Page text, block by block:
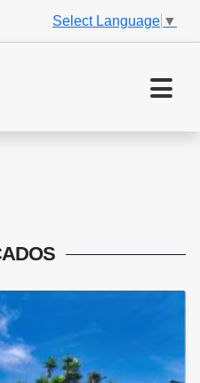
Select Language ▼